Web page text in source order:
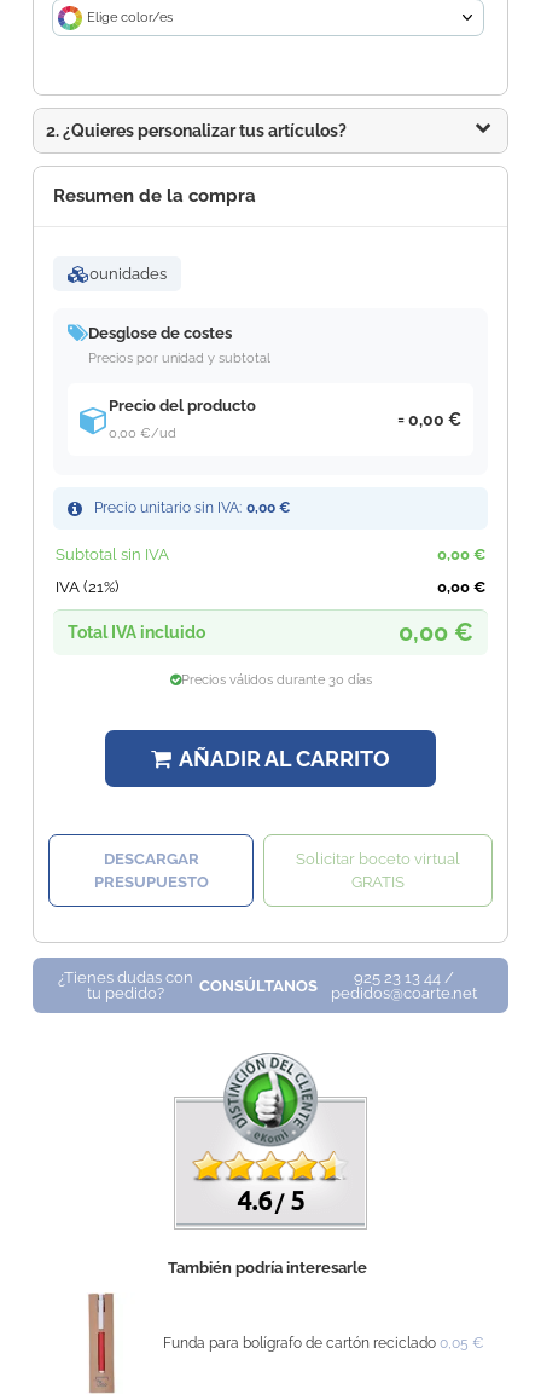
Elige color/es
2. ¿Quieres personalizar tus artículos?
Resumen de la compra
0unidades
Desglose de costes
Precios por unidad y subtotal
Precio del producto
0,00 €/ud
0,00 €
Precio unitario sin IVA: 0,00 €
Subtotal sin IVA
0,00 €
IVA (21%)
0,00 €
Total IVA incluido 0,00 €
Precios válidos durante 30 días
AÑADIR AL CARRITO
DESCARGAR
PRESUPUESTO
Solicitar boceto virtual
GRATIS
¿Tienes dudas con
tu pedido?
CONSÚLTANOS
925 23 13 44 /
pedidos@coarte.net
4.6 /5
También podría interesarle
Funda para bolígrafo de cartón reciclado 0,05 €